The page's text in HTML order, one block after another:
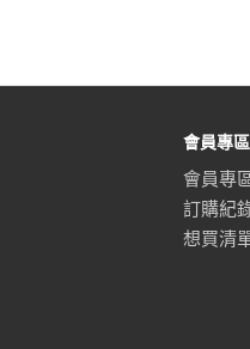
會員專區
會員專
訂購紀
想買清